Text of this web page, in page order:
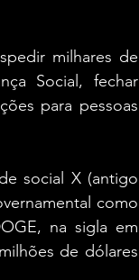
milhares de
Social, fechar
para pessoas
social X (antigo
como
na sigla em
de dólares